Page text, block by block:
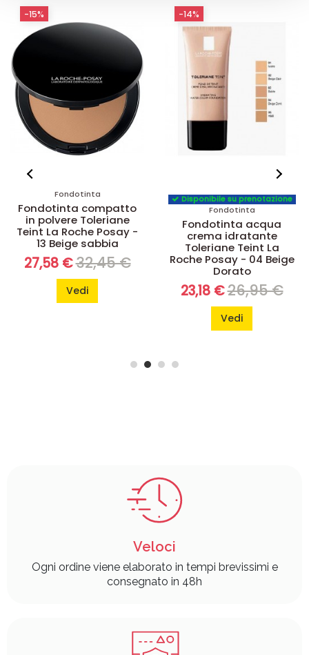
Fondotinta
Fondotinta compatto
in polvere Toleriane
Teint La Roche Posay -
13 Beige sabbia
27,58 €32,45 €
Vedi
-15%
Disponibile su prenotazione
Fondotinta
Fondotinta acqua
crema idratante
Toleriane Teint La
Roche Posay - 04 Beige
Dorato
23,18 €26,95 €
Vedi
-14%
Veloci
Ogni ordine viene elaborato in tempi brevissimi e
consegnato in 48h